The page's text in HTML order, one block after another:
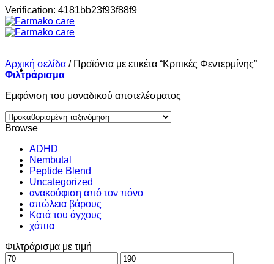
Verification: 4181bb23f93f88f9Μετάβαση
Σπίτι
Shop
About
Contact
Αρχική σελίδα /Προϊόντα με ετικέτα “Κριτικές Φεντερμίνης”
Φιλτράρισμα
Εμφάνιση του μοναδικού αποτελέσματος
Browse
ADHD
Nembutal
Peptide Blend
Uncategorized
ανακούφιση από τον πόνο
απώλεια βάρους
Κατά του άγχους
χάπια
Φιλτράρισμα με τιμή
Ελάχιστη
Μέγιστη